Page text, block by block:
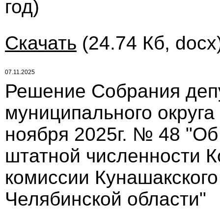
год)
Скачать (24.74 Кб,
07.11.2025
Решение Собрания
муниципального
ноября 2025г. № 48
штатной численности
комиссии
Челябинской области"